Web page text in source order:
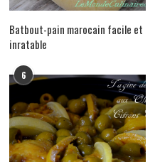
Batbout-pain marocain facile et
inratable
6